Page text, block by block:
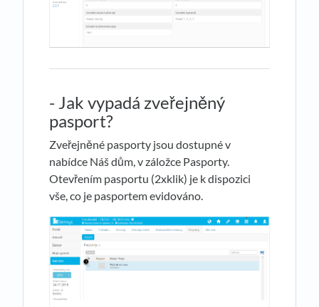
- Jak vypadá zveřejněný
pasport?
Zveřejněné pasporty jsou dostupné v
nabídce Náš dům, v záložce Pasporty.
Otevřením pasportu (2xklik) je k dispozici
vše, co je pasportem evidováno.